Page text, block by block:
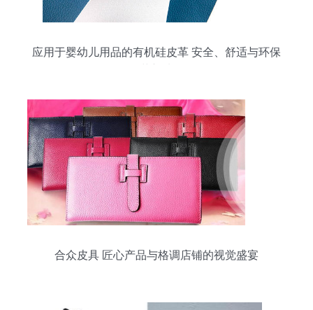
应用于婴幼儿用品的有机硅皮革 安全、舒适与环保
合众皮具 匠心产品与格调店铺的视觉盛宴